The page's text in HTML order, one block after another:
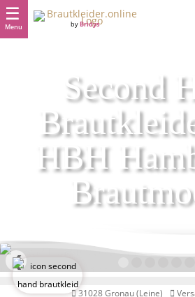
Menu byBridys
Second
HBH
❮
31028 Gronau (Leine)